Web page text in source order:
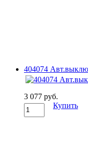
404074
3 077 руб.
Купить